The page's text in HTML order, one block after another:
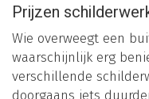
Prijzen
Wie overweegt een
waarschijnlijk erg
verschillende